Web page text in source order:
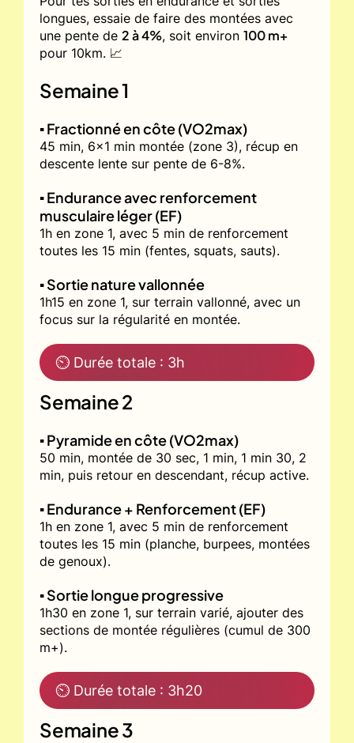
longues, essaie de faire des montées avec
une pente de 2 à 4%, soit environ 100 m+
pour 10km. 📈
Semaine 1
▪️ Fractionné en côte (VO2max)
45 min, 6x1 min montée (zone 3), récup en
descente lente sur pente de 6-8%.
▪️ Endurance avec renforcement
musculaire léger (EF)
1h en zone 1, avec 5 min de renforcement
toutes les 15 min (fentes, squats, sauts).
▪️ Sortie nature vallonnée
1h15 en zone 1, sur terrain vallonné, avec un
focus sur la régularité en montée.
⏲ Durée totale : 3h
Semaine 2
▪️ Pyramide en côte (VO2max)
50 min, montée de 30 sec, 1 min, 1 min 30, 2
min, puis retour en descendant, récup active.
▪️ Endurance + Renforcement (EF)
1h en zone 1, avec 5 min de renforcement
toutes les 15 min (planche, burpees, montées
de genoux).
▪️ Sortie longue progressive
1h30 en zone 1, sur terrain varié, ajouter des
sections de montée régulières (cumul de 300
m+).
⏲ Durée totale : 3h20
Semaine 3